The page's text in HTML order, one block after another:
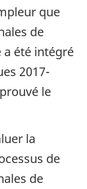
que
de
a été intégré
2017-
le
la
de
de